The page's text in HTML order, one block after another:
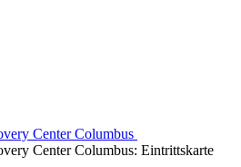
Center Columbus
Center Columbus: Eintrittskarte